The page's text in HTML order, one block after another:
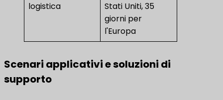
logistica
Stati Uniti, 35
giorni per
l'Europa
Scenari applicativi e soluzioni di
supporto